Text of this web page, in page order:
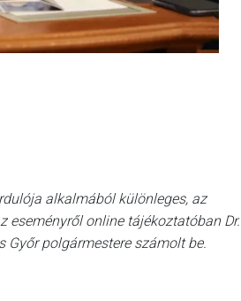
alkalmából különleges, az
eseményről online tájékoztatóban Dr.
Győr polgármestere számolt be.